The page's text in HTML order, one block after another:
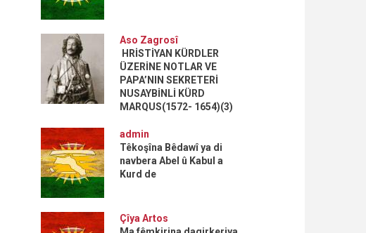
Aso Zagrosî
HRİSTİYAN KÜRDLER
ÜZERİNE NOTLAR VE
PAPA’NIN SEKRETERİ
NUSAYBİNLİ KÜRD
MARQUS(1572- 1654)(3)
admin
Têkoşîna Bêdawî ya di
navbera Abel û Kabul a
Kurd de
Çîya Artos